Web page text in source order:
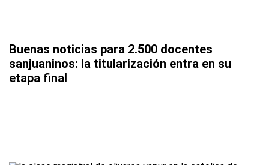
Buenas noticias para 2.500 docentes
sanjuaninos: la titularización entra en su
etapa final